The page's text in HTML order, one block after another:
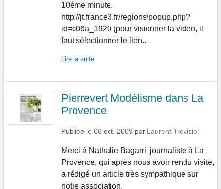
10ème minute.
http://jt.france3.fr/regions/popup.php?
id=c06a_1920 (pour visionner la video, il
faut sélectionner le lien...
Lire la suite
Pierrevert Modélisme dans La
Provence
Publiée le 06 oct. 2009 par Laurent Trevisiol
Merci à Nathalie Bagarri, journaliste à La
Provence, qui après nous avoir rendu visite,
a rédigé un article très sympathique sur
notre association.